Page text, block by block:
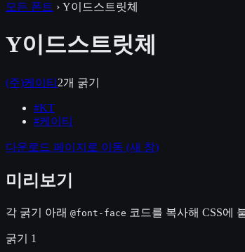
모든 폰트 › Y이드스트릿체
Y이드스트릿체
(주)케이티 2개 굵기
#KT
#케이티
다운로드 페이지로 이동 (새 창)
미리보기
각 굵기 아래 @font-face 코드를 복사해 CSS에
굵기 1